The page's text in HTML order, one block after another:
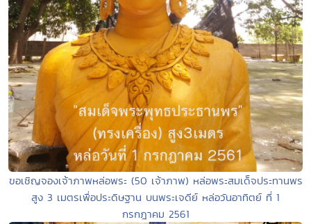
ขอเชิญจองเจ้าภาพหล่อพระ (50 เจ้าภาพ) หล่อพระสมเด็จประทานพร
สูง 3 เมตรเพื่อประดิษฐาน บนพระเจดีย์ หล่อวันอาทิตย์ ที่ 1
กรกฎาคม 2561